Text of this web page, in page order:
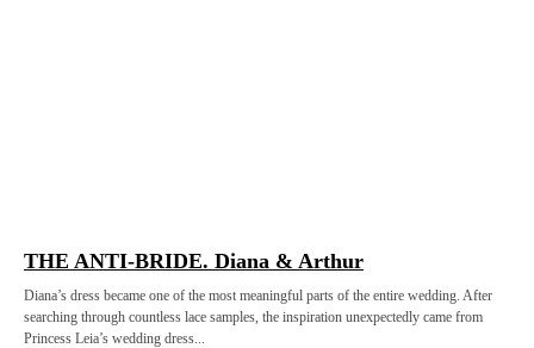
THE ANTI-BRIDE. Diana & Arthur
Diana’s dress became one of the most meaningful parts of the entire wedding. After
searching through countless lace samples, the inspiration unexpectedly came from
Princess Leia’s wedding dress...